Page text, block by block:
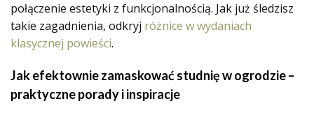
połączenie estetyki z funkcjonalnością. Jak już śledzisz
takie zagadnienia, odkryj różnice w wydaniach
klasycznej powieści.
Jak efektownie zamaskować studnię w ogrodzie –
praktyczne porady i inspiracje